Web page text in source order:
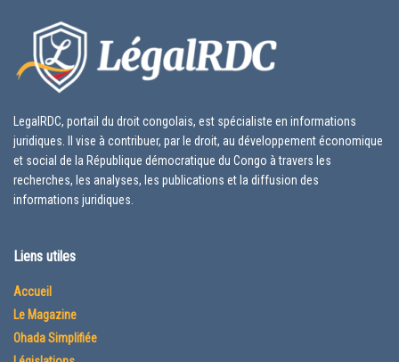
LegalRDC, portail du droit congolais, est spécialiste en informations
juridiques. Il vise à contribuer, par le droit, au développement économique
et social de la République démocratique du Congo à travers les
recherches, les analyses, les publications et la diffusion des
informations juridiques.
Liens utiles
Accueil
Le Magazine
Ohada Simplifiée